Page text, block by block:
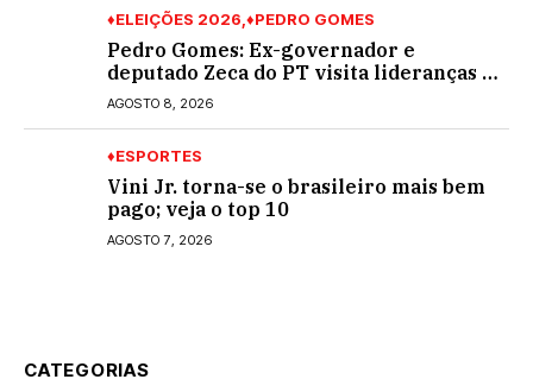
♦ELEIÇÕES 2026 ♦PEDRO GOMES
Pedro Gomes: Ex-governador e
deputado Zeca do PT visita lideranças do
partido na cidade; buscará a reeleição
AGOSTO 8, 2026
♦ESPORTES
Vini Jr. torna-se o brasileiro mais bem
pago; veja o top 10
AGOSTO 7, 2026
CATEGORIAS